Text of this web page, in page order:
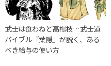
武士は食わねど高楊枝…武士道
バイブル『葉隠』が説く、ある
べき給与の使い方